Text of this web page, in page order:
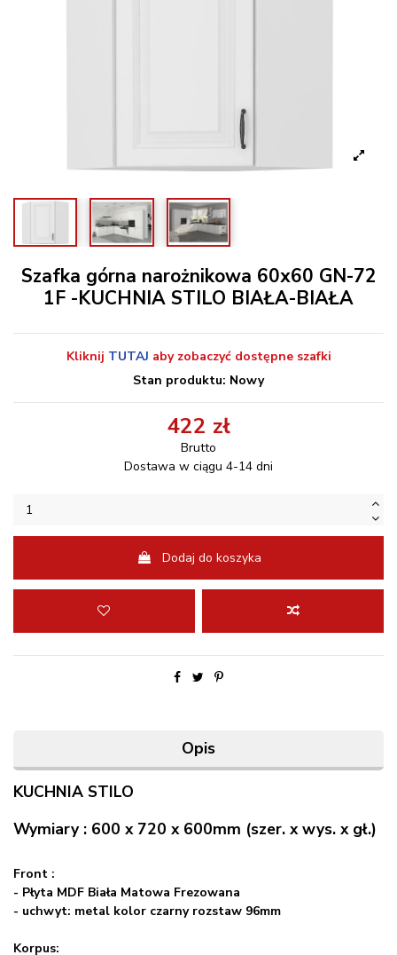
Szafka górna narożnikowa 60x60 GN-72
1F -KUCHNIA STILO BIAŁA-BIAŁA
Kliknij TUTAJ aby zobaczyć dostępne szafki
Stan produktu: Nowy
422 zł
Brutto
Dostawa w ciągu 4-14 dni
Dodaj do koszyka
Opis
KUCHNIA STILO
Wymiary : 600 x 720 x 600mm (szer. x wys. x gł.)
Front :
- Płyta MDF Biała Matowa Frezowana
- uchwyt: metal kolor czarny rozstaw 96mm
Korpus: